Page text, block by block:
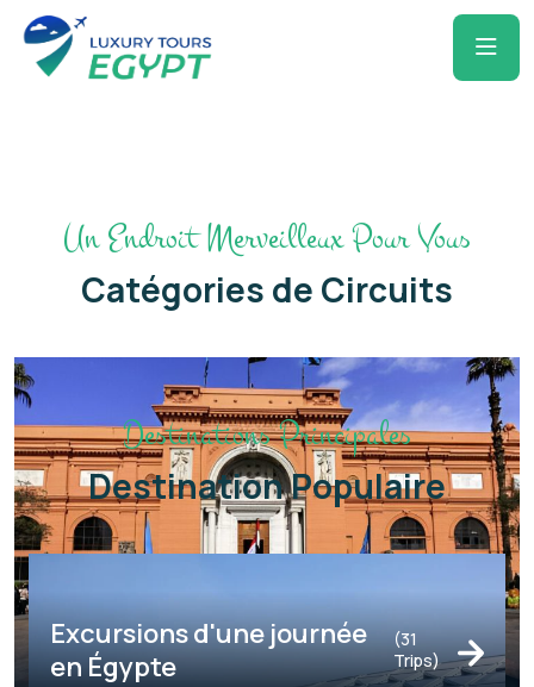
Un Endroit Merveilleux Pour Vous
Catégories de Circuits
Excursions d'une journée
en Égypte
(31
Trips)
Destinations Principales
Destination Populaire